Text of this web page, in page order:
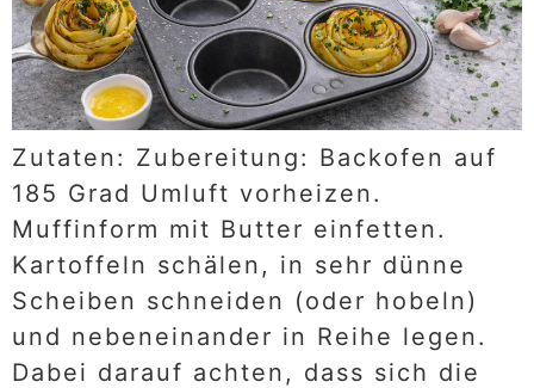
Zutaten: Zubereitung: Backofen auf
185 Grad Umluft vorheizen.
Muffinform mit Butter einfetten.
Kartoffeln schälen, in sehr dünne
Scheiben schneiden (oder hobeln)
und nebeneinander in Reihe legen.
Dabei darauf achten, dass sich die